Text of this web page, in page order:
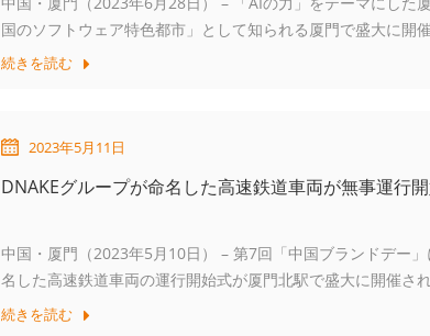
国のソフトウェア特色都市」として知られる厦門で盛大に開
は急速な発展段階にあり、…
続きを読む
2023年5月11日
DNAKEグループが命名した高速鉄道車両が無事運行
中国・厦門（2023年5月10日） – 第7回「中国ブランドデー
名した高速鉄道車両の運行開始式が厦門北駅で盛大に開催さ
門）の苗国東社長は、式典で次のように述べました。
続きを読む